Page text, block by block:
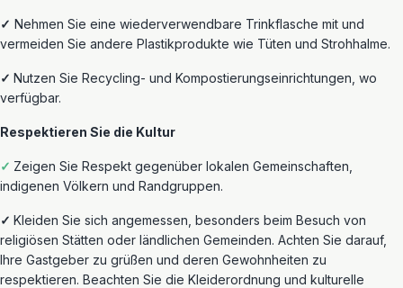
✓ Nehmen Sie eine wiederverwendbare Trinkflasche mit und
vermeiden Sie andere Plastikprodukte wie Tüten und Strohhalme.
✓ Nutzen Sie Recycling- und Kompostierungseinrichtungen, wo
verfügbar.
Respektieren Sie die Kultur
✓ Zeigen Sie Respekt gegenüber lokalen Gemeinschaften,
indigenen Völkern und Randgruppen.
✓ Kleiden Sie sich angemessen, besonders beim Besuch von
religiösen Stätten oder ländlichen Gemeinden. Achten Sie darauf,
Ihre Gastgeber zu grüßen und deren Gewohnheiten zu
respektieren. Beachten Sie die Kleiderordnung und kulturelle